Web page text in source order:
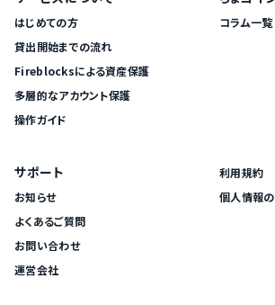
はじめての方
貸出開始までの流れ
Fireblocksによる資産保護
多層的なアカウント保護
操作ガイド
コラム一覧
サポート
お知らせ
よくあるご質問
お問い合わせ
運営会社
利用規約
個人情報